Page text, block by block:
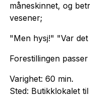
måneskinnet, og
vesener;
"Men hysj!" "Var
Forestillingen
Varighet: 60 min.
Sted: Butikklokalet